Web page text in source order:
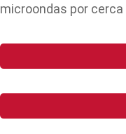
microondas por